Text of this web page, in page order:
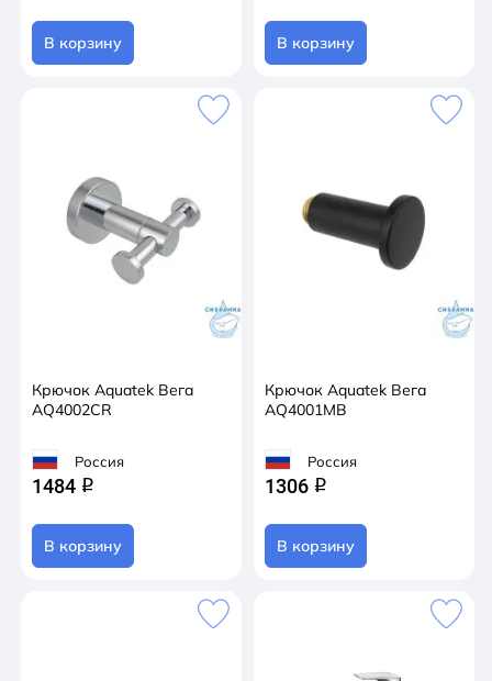
В корзину В корзину
Крючок Aquatek Вега
AQ4002CR
Россия
1484 q
В корзину
Крючок Aquatek Вега
AQ4001MB
Россия
1306 q
В корзину